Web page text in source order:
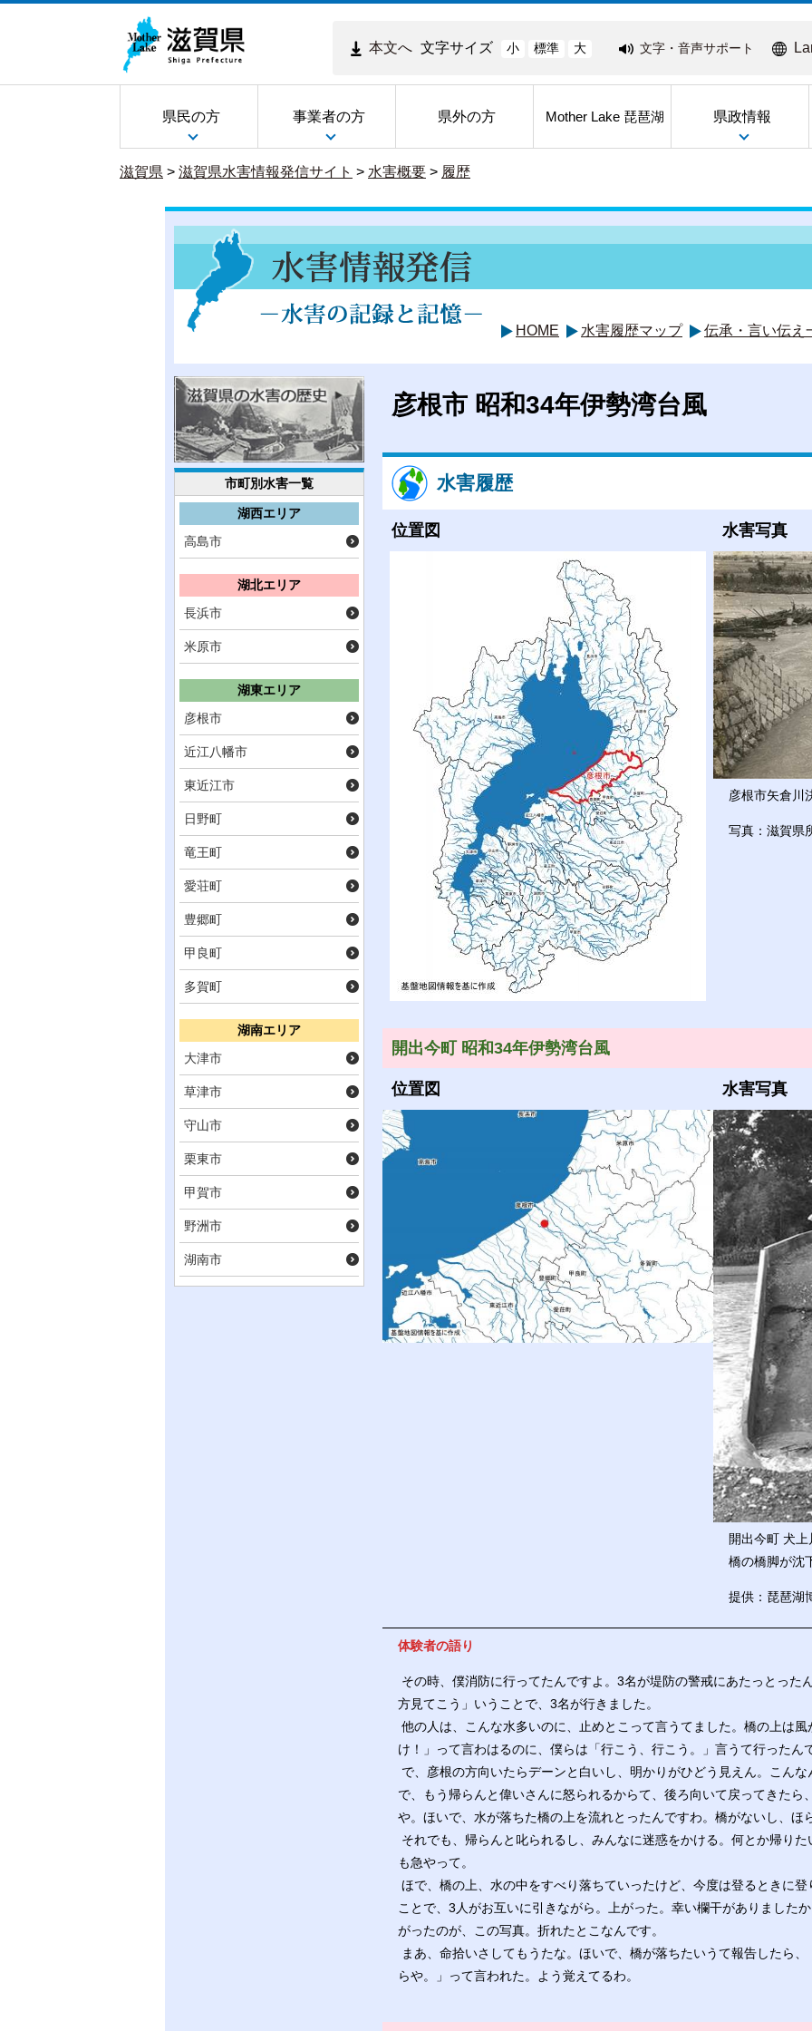
本文へ 文字サイズ 小 標準 大 文字・音声サポート
県民の方 事業者の方 県外の方 Mother Lake 琵琶湖 県政情報
滋賀県 > 滋賀県水害情報発信サイト > 水害概要 > 履歴
HOME 水害履歴マップ 伝承・言い伝え
市町別水害一覧
湖西エリア
高島市
湖北エリア
長浜市
米原市
湖東エリア
彦根市
近江八幡市
東近江市
日野町
竜王町
愛荘町
豊郷町
甲良町
多賀町
湖南エリア
大津市
草津市
守山市
栗東市
甲賀市
野洲市
湖南市
彦根市 昭和34年伊勢湾台風
水害履歴
位置図 水害写真
彦根市矢倉川
写真：滋賀県
開出今町 昭和34年伊勢湾台風
位置図 水害写真
開出今町 犬
橋の橋脚が沈
提供：琵琶湖
体験者の語り
その時、僕消防に行ってたんですよ。3名が堤防の警戒にあたっとった
方見てこう」いうことで、3名が行きました。
他の人は、こんな水多いのに、止めとこって言うてました。橋の上は
け！」って言わはるのに、僕らは「行こう、行こう。」言うて行ったん
で、彦根の方向いたらデーンと白いし、明かりがひどう見えん。こん
で、もう帰らんと偉いさんに怒られるからて、後ろ向いて戻ってきたら
や。ほいで、水が落ちた橋の上を流れとったんですわ。橋がないし、ほ
それでも、帰らんと叱られるし、みんなに迷惑をかける。何とか帰り
も急やって。
ほで、橋の上、水の中をすべり落ちていったけど、今度は登るときに
ことで、3人がお互いに引きながら。上がった。幸い欄干がありました
がったのが、この写真。折れたとこなんです。
まあ、命拾いさしてもうたな。ほいで、橋が落ちたいうて報告したら
らや。」って言われた。よう覚えてるわ。